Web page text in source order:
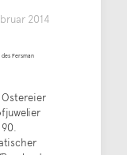
2014
Fersman